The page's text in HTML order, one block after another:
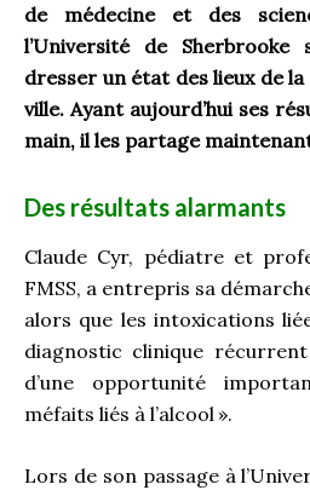
de médecine et des
l’Université de
dresser un état des lieux de
ville. Ayant aujourd’hui ses
main, il les partage
Des résultats alarmants
Claude Cyr, pédiatre et
FMSS, a entrepris sa
alors que les intoxications
diagnostic clinique
d’une opportunité
méfaits liés à l’alcool ».
Lors de son passage à